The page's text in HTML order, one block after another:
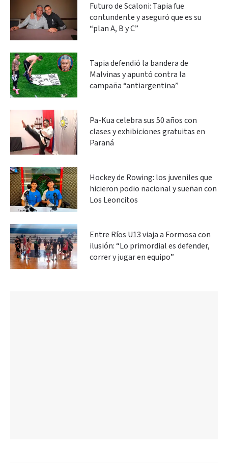
Futuro de Scaloni: Tapia fue
contundente y aseguró que es su
“plan A, B y C”
Tapia defendió la bandera de
Malvinas y apuntó contra la
campaña “antiargentina”
Pa-Kua celebra sus 50 años con
clases y exhibiciones gratuitas en
Paraná
Hockey de Rowing: los juveniles que
hicieron podio nacional y sueñan con
Los Leoncitos
Entre Ríos U13 viaja a Formosa con
ilusión: “Lo primordial es defender,
correr y jugar en equipo”